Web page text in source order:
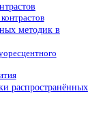
методик в
распространённых